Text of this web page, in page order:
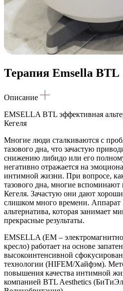
Терапия Emsella BTL
Описание
EMSELLA BTL эффективная
Кегеля
Многие люди сталкиваются с
тазового дна, что зачастую
снижению либидо или его
негативно отражается на
интимной жизни. При вопросе,
тазового дна, многие
Кегеля. Зачастую они дают
слишком много времени. Аппарат
альтернатива, которая занимает
прекрасные результаты.
EMSELLA (EM –
кресло) работает на основе
высокоинтенсивной
технологии (HIFEM/Хайфэм).
повышения качества интимной
компанией BTL Aesthetics